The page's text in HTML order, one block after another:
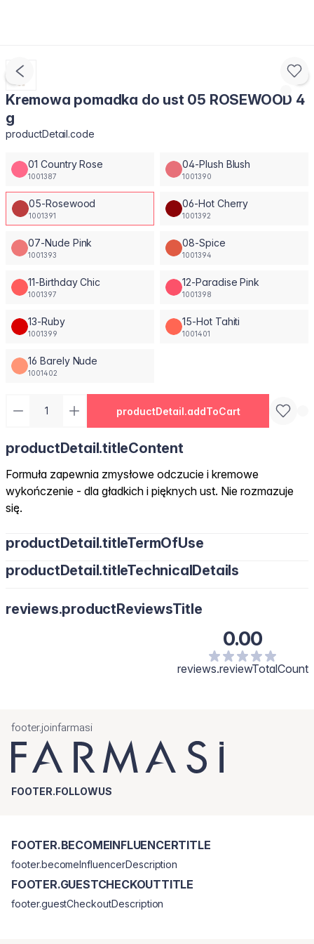
Kremowa pomadka do ust 05 ROSEWOOD 4
g
productDetail.code
01 Country Rose
1001387
04-Plush Blush
1001390
05-Rosewood
1001391
06-Hot Cherry
1001392
07-Nude Pink
1001393
08-Spice
1001394
11-Birthday Chic
1001397
12-Paradise Pink
1001398
13-Ruby
1001399
15-Hot Tahiti
1001401
16 Barely Nude
1001402
productDetail.addToCart
productDetail.titleContent
Formuła zapewnia zmysłowe odczucie i kremowe
wykończenie - dla gładkich i pięknych ust. Nie rozmazuje
się.
productDetail.titleTermOfUse
productDetail.titleTechnicalDetails
reviews.productReviewsTitle
0.00
reviews.reviewTotalCount
footer.joinfarmasi
FOOTER.FOLLOWUS
FOOTER.BECOMEINFLUENCERTITLE
footer.becomeInfluencerDescription
FOOTER.GUESTCHECKOUTTITLE
footer.guestCheckoutDescription